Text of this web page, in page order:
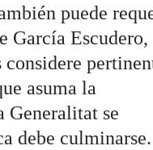
puede
García Escudero,
considere
asuma la
Generalitat se
debe culminarse.